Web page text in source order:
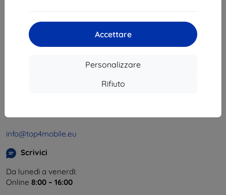
Accettare
Personalizzare
Rifiuto
Shield-Sk s.r.o.
Via Rudolfa Mocka 3750/2A
841 04 Bratislava
info@top4mobile.eu
Scrivici
Da lunedì a venerdì:
Online 8:00 – 16:00